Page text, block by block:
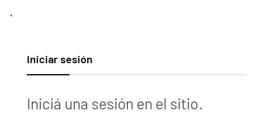
.
Iniciar sesión
Iniciá una sesión en el sitio.